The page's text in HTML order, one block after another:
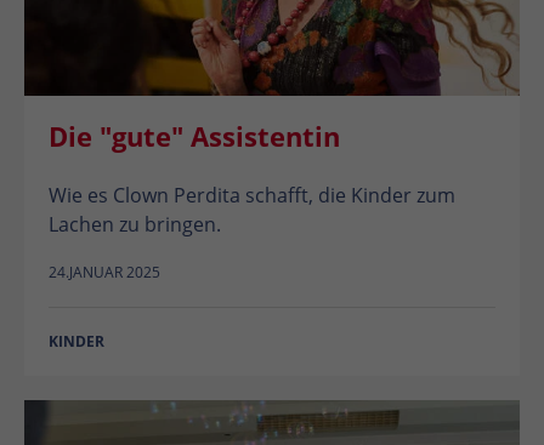
Die "gute" Assistentin
Wie es Clown Perdita schafft, die Kinder zum
Lachen zu bringen.
24.JANUAR 2025
KINDER